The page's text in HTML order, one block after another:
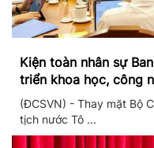
Kiện toàn nhân sự
triển khoa học, công
chuyển đổi số
(ĐCSVN) - Thay mặt Bộ
tịch nước Tô ...